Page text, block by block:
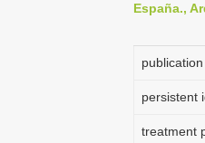
España.,
persistent
treatment